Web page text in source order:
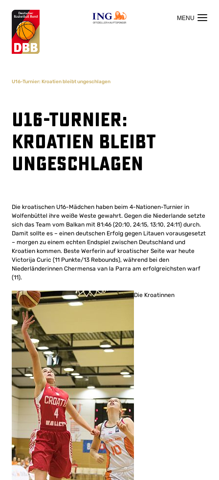
OFFIZIELLER HAUPTSPONSOR
U16-Turnier: Kroatien bleibt ungeschlagen
U16-Turnier:
Kroatien bleibt
ungeschlagen
Die kroatischen U16-Mädchen haben beim 4-Nationen-Turnier in
Wolfenbüttel ihre weiße Weste gewahrt. Gegen die Niederlande setzte
sich das Team vom Balkan mit 81:46 (20:10, 24:15, 13:10, 24:11) durch.
Damit sollte es – einen deutschen Erfolg gegen Litauen vorausgesetzt
– morgen zu einem echten Endspiel zwischen Deutschland und
Kroatien kommen. Beste Werferin auf kroatischer Seite war heute
Victorija Curic (11 Punkte/13 Rebounds), während bei den
Niederländerinnen Chermensa van la Parra am erfolgreichsten warf
(11).
Die Kroatinnen